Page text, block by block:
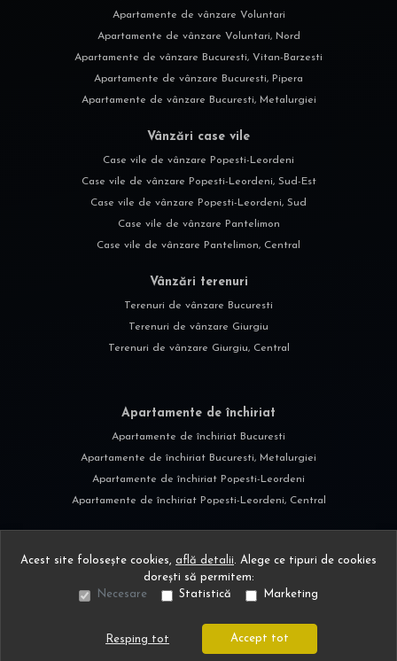
Apartamente de vânzare Voluntari
Apartamente de vânzare Voluntari, Nord
Apartamente de vânzare Bucuresti, Vitan-Barzesti
Apartamente de vânzare Bucuresti, Pipera
Apartamente de vânzare Bucuresti, Metalurgiei
Vânzări case vile
Case vile de vânzare Popesti-Leordeni
Case vile de vânzare Popesti-Leordeni, Sud-Est
Case vile de vânzare Popesti-Leordeni, Sud
Case vile de vânzare Pantelimon
Case vile de vânzare Pantelimon, Central
Vânzări terenuri
Terenuri de vânzare Bucuresti
Terenuri de vânzare Giurgiu
Terenuri de vânzare Giurgiu, Central
Apartamente de închiriat
Apartamente de închiriat Bucuresti
Apartamente de închiriat Bucuresti, Metalurgiei
Apartamente de închiriat Popesti-Leordeni
Apartamente de închiriat Popesti-Leordeni, Central
Urban Exclusive Estate S.R.L.
Site creat în
Acest site folosește cookies, află detalii. Alege ce tipuri de cookies
dorești să permitem:
Necesare
Statistică Marketing
Resping tot Accept tot